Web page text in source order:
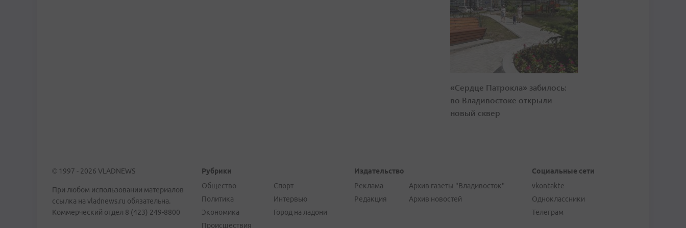
«Сердце Патрокла» забилось:
во Владивостоке открыли
новый сквер
© 1997 - 2026 VLADNEWS
При любом использовании материалов
ссылка на vladnews.ru обязательна.
Коммерческий отдел 8 (423) 249-8800
Рубрики
Общество
Политика
Экономика
Происшествия
Спорт
Интервью
Город на ладони
Издательство
Реклама
Редакция
Архив газеты "Владивосток"
Архив новостей
Социальные сети
vkontakte
Одноклассники
Телеграм